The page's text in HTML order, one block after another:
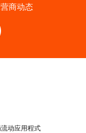
商动态
动应用程式